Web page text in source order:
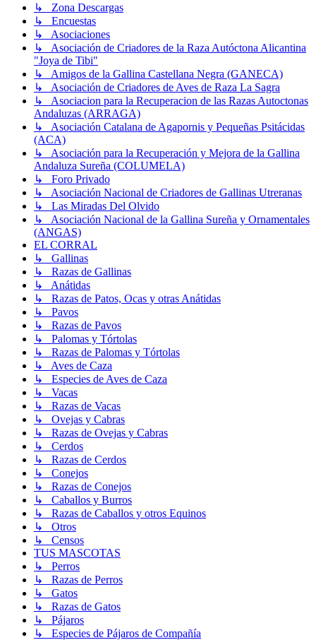
↳ Zona Descargas
↳ Encuestas
↳ Asociaciones
↳ Asociación de Criadores de la Raza Autóctona Alicantina
"Joya de Tibi"
↳ Amigos de la Gallina Castellana Negra (GANECA)
↳ Asociación de Criadores de Aves de Raza La Sagra
↳ Asociacion para la Recuperacion de las Razas Autoctonas
Andaluzas (ARRAGA)
↳ Asociación Catalana de Agapornis y Pequeñas Psitácidas
(ACA)
↳ Asociación para la Recuperación y Mejora de la Gallina
Andaluza Sureña (COLUMELA)
↳ Foro Privado
↳ Asociación Nacional de Criadores de Gallinas Utreranas
↳ Las Miradas Del Olvido
↳ Asociación Nacional de la Gallina Sureña y Ornamentales
(ANGAS)
EL CORRAL
↳ Gallinas
↳ Razas de Gallinas
↳ Anátidas
↳ Razas de Patos, Ocas y otras Anátidas
↳ Pavos
↳ Razas de Pavos
↳ Palomas y Tórtolas
↳ Razas de Palomas y Tórtolas
↳ Aves de Caza
↳ Especies de Aves de Caza
↳ Vacas
↳ Razas de Vacas
↳ Ovejas y Cabras
↳ Razas de Ovejas y Cabras
↳ Cerdos
↳ Razas de Cerdos
↳ Conejos
↳ Razas de Conejos
↳ Caballos y Burros
↳ Razas de Caballos y otros Equinos
↳ Otros
↳ Censos
TUS MASCOTAS
↳ Perros
↳ Razas de Perros
↳ Gatos
↳ Razas de Gatos
↳ Pájaros
↳ Especies de Pájaros de Compañía